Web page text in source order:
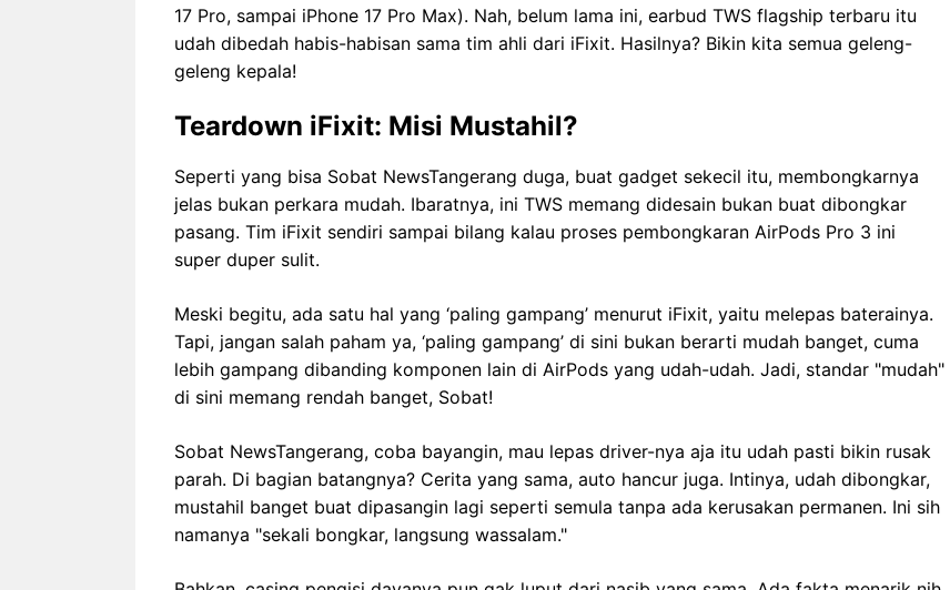
17 Pro, sampai iPhone 17 Pro Max). Nah, belum lama ini, earbud TWS flagship terbaru itu
udah dibedah habis-habisan sama tim ahli dari iFixit. Hasilnya? Bikin kita semua geleng-
geleng kepala!
Teardown iFixit: Misi Mustahil?
Seperti yang bisa Sobat NewsTangerang duga, buat gadget sekecil itu, membongkarnya
jelas bukan perkara mudah. Ibaratnya, ini TWS memang didesain bukan buat dibongkar
pasang. Tim iFixit sendiri sampai bilang kalau proses pembongkaran AirPods Pro 3 ini
super duper sulit.
Meski begitu, ada satu hal yang ‘paling gampang’ menurut iFixit, yaitu melepas baterainya.
Tapi, jangan salah paham ya, ‘paling gampang’ di sini bukan berarti mudah banget, cuma
lebih gampang dibanding komponen lain di AirPods yang udah-udah. Jadi, standar "mudah"
di sini memang rendah banget, Sobat!
Sobat NewsTangerang, coba bayangin, mau lepas driver-nya aja itu udah pasti bikin rusak
parah. Di bagian batangnya? Cerita yang sama, auto hancur juga. Intinya, udah dibongkar,
mustahil banget buat dipasangin lagi seperti semula tanpa ada kerusakan permanen. Ini sih
namanya "sekali bongkar, langsung wassalam."